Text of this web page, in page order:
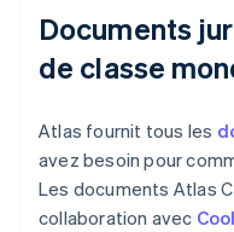
Documents
de classe
Atlas fournit tous les
avez besoin pour
Les documents Atlas
collaboration avec